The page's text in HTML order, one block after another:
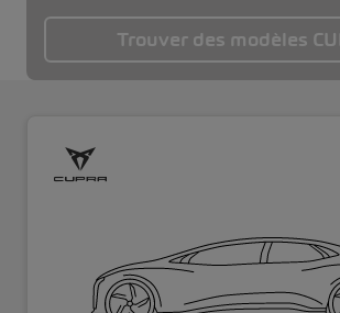
Trouver des modèles